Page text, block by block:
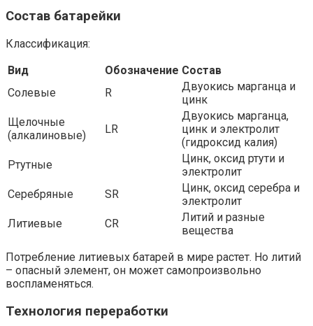
Состав батарейки
Классификация:
Вид
Обозначение Состав
Солевые
R
Двуокись марганца и
цинк
Щелочные
(алкалиновые)
LR
Двуокись марганца,
цинк и электролит
(гидроксид калия)
Ртутные
Цинк, оксид ртути и
электролит
Серебряные
SR
Цинк, оксид серебра и
электролит
Литиевые
CR
Литий и разные
вещества
Потребление литиевых батарей в мире растет. Но литий
– опасный элемент, он может самопроизвольно
воспламеняться.
Технология переработки